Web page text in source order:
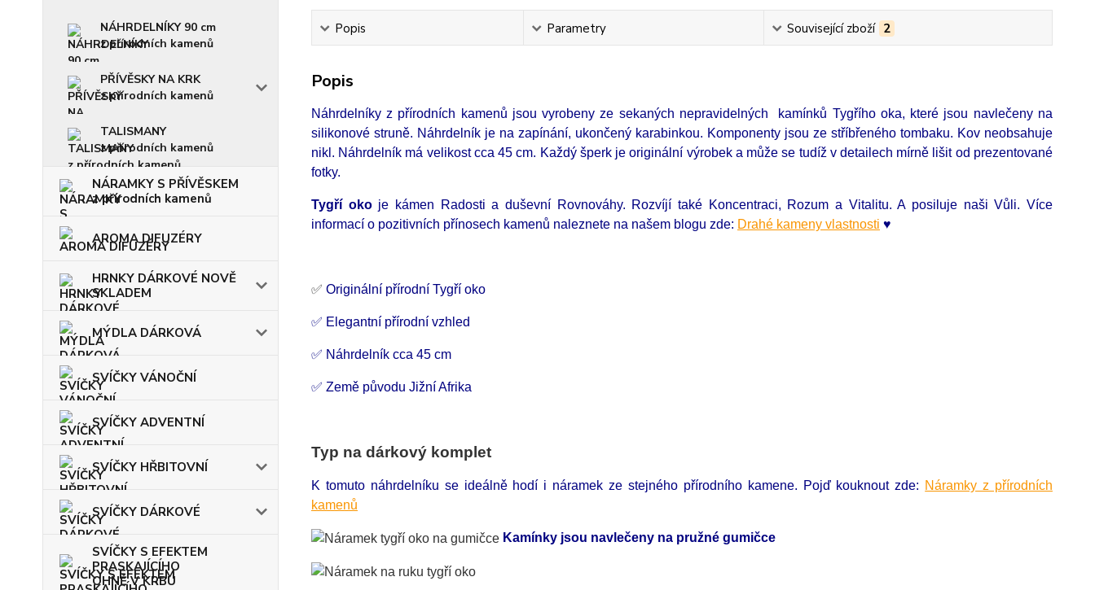
NÁHRDELNÍKY 90 cm
z přírodních kamenů
PŘÍVĚSKY NA KRK
z přírodních kamenů
TALISMANY
z přírodních kamenů
NÁRAMKY S PŘÍVĚSKEM
z přírodních kamenů
AROMA DIFUZÉRY
HRNKY DÁRKOVÉ NOVĚ
SKLADEM
MÝDLA DÁRKOVÁ
SVÍČKY VÁNOČNÍ
SVÍČKY ADVENTNÍ
SVÍČKY HŘBITOVNÍ
SVÍČKY DÁRKOVÉ
SVÍČKY S EFEKTEM
PRASKAJÍCÍHO
OHNĚ V KRBU
Popis Parametry Související zboží 2
Popis
Náhrdelníky z přírodních kamenů jsou vyrobeny ze sekaných nepravidelných kamínků Tygřího oka, které jsou navlečeny na
silikonové struně. Náhrdelník je na zapínání, ukončený karabinkou. Komponenty jsou ze stříbřeného tombaku. Kov neobsahuje
nikl. Náhrdelník má velikost cca 45 cm. Každý šperk je originální výrobek a může se tudíž v detailech mírně lišit od prezentované
fotky.
Tygří okoje kámen Radosti a duševní Rovnováhy. Rozvíjí také Koncentraci, Rozum a Vitalitu. A posiluje naši Vůli. Více
informací o pozitivních přínosech kamenů naleznete na našem blogu zde: Drahé kameny vlastnosti ♥
✅ Originální přírodní Tygří oko
✅ Elegantní přírodní vzhled
✅ Náhrdelník cca 45 cm
✅ Země původu Jižní Afrika
Typ na dárkový komplet
K tomuto náhrdelníku se ideálně hodí i náramek ze stejného přírodního kamene. Pojď kouknout zde: Náramky z přírodních
kamenů
Kamínky jsou navlečeny na pružné gumičce